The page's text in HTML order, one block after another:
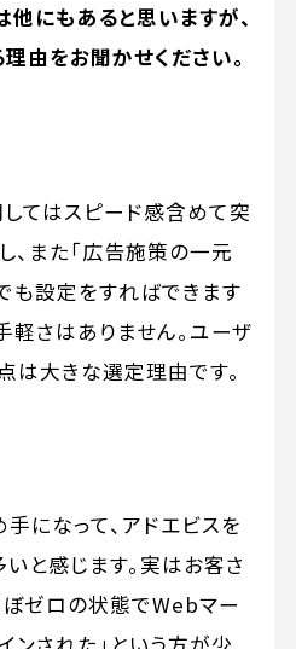
にもあると思いますが、
由をお聞かせください。
てはスピード感含めて突
、また「広告施策の一元
も設定をすればできます
軽さはありません。ユーザ
は大きな選定理由です。
になって、アドエビスを
と感じます。実はお客さ
ゼロの状態でWebマー